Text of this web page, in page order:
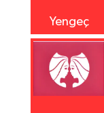
Yengeç